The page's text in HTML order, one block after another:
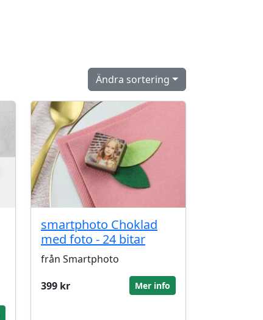
Ändra sortering
smartphoto Choklad
med foto - 24 bitar
från Smartphoto
399 kr
Mer info